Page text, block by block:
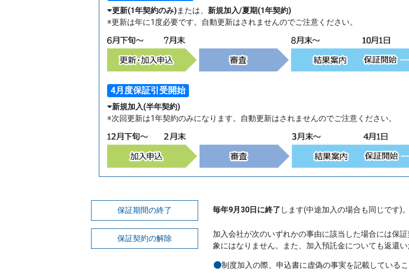
更新(1年契約のみ)または、 新規加入/夏期(1年契約)
※更新は年に1度必要です。自動更新はされませんのでご注意ください。
4月度保証引受開始
新規加入(半年契約)
※次回更新は1年契約のみになります。自動更新はされませんのでご注意ください。
保証期間の終了 毎年9月30日に終了 します(中途加入の場合も同じです)。
保証契約の解除
加入会社が次のいずれかの事由に該当した場合には保
象にはなりません。また、加入預託金についても返還い
制度加入の際、申込書に虚偽の事実を記載しているこ